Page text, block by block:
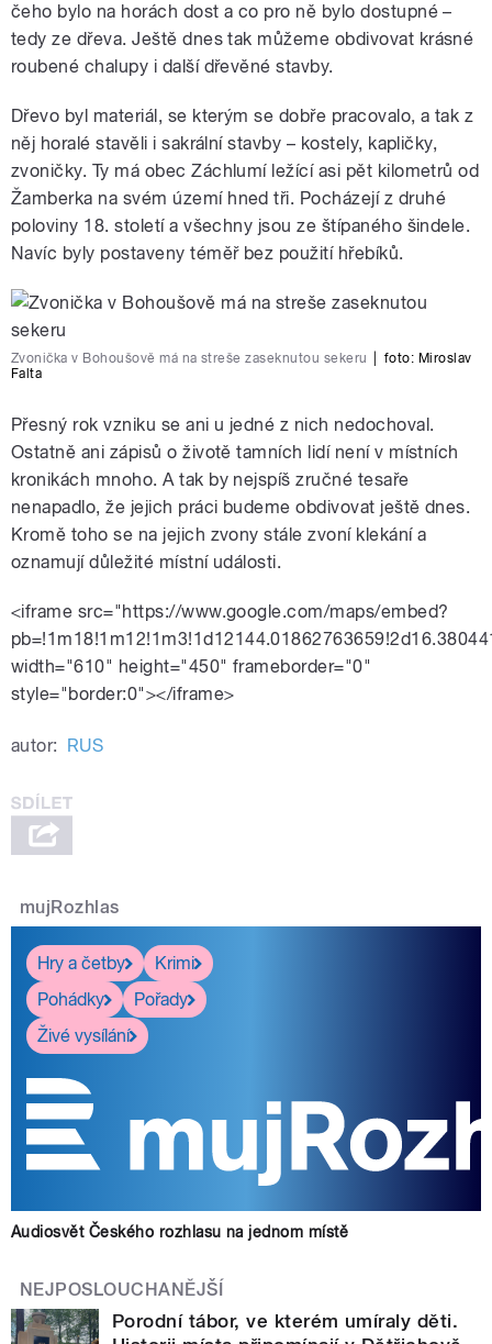
čeho bylo na horách dost a co pro ně bylo dostupné –
tedy ze dřeva. Ještě dnes tak můžeme obdivovat krásné
roubené chalupy i další dřevěné stavby.
Dřevo byl materiál, se kterým se dobře pracovalo, a tak z
něj horalé stavěli i sakrální stavby – kostely, kapličky,
zvoničky. Ty má obec Záchlumí ležící asi pět kilometrů od
Žamberka na svém území hned tři. Pocházejí z druhé
poloviny 18. století a všechny jsou ze štípaného šindele.
Navíc byly postaveny téměř bez použití hřebíků.
Zvonička v Bohoušově má na streše zaseknutou sekeru foto: Miroslav
Falta
Přesný rok vzniku se ani u jedné z nich nedochoval.
Ostatně ani zápisů o životě tamních lidí není v místních
kronikách mnoho. A tak by nejspíš zručné tesaře
nenapadlo, že jejich práci budeme obdivovat ještě dnes.
Kromě toho se na jejich zvony stále zvoní klekání a
oznamují důležité místní události.
<iframe src="https://www.google.com/maps/embed?
width="610" height="450" frameborder="0"
style="border:0"></iframe>
autor: RUS
mujRozhlas
Hry a četby
Krimi
Pohádky
Pořady
Živé vysílání
Audiosvět Českého rozhlasu na jednom místě
NEJPOSLOUCHANĚJŠÍ
Porodní tábor, ve kterém umíraly děti.